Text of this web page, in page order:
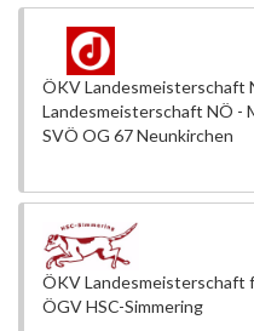
ÖKV Landesmeisterschaft
Landesmeisterschaft NÖ -
SVÖ OG 67 Neunkirchen
ÖKV Landesmeisterschaft
ÖGV HSC-Simmering